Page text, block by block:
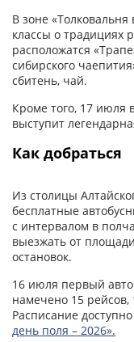
В зоне
классы о традициях
расположатся
сибирского
сбитень, чай.
Кроме того, 17 июля
выступит
Как добраться
Из столицы
бесплатные
с интервалом в
выезжать от
остановок.
16 июля первый
намечено 15
Расписание доступно
день поля – 2026».